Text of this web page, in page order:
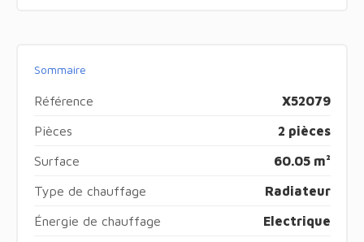
Sommaire
Référence X52079
Pièces 2 pièces
Surface 60.05 m²
Type de chauffage Radiateur
Énergie de chauffage Electrique